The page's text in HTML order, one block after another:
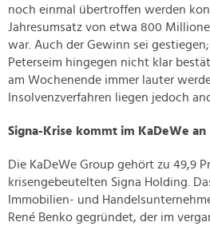
noch einmal übertroffen werden
Jahresumsatz von etwa 800
war. Auch der Gewinn sei
Peterseim hingegen nicht klar
am Wochenende immer lauter
Insolvenzverfahren liegen jedoch
Signa-Krise kommt im KaDeWe an
Die KaDeWe Group gehört zu 49,9
krisengebeutelten Signa Holding.
Immobilien- und
René Benko gegründet, der im